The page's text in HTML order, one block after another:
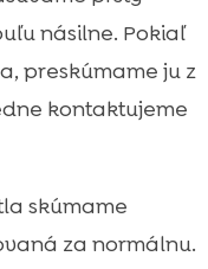
násilne. Pokiaľ
preskúmame ju z
kontaktujeme
skúmame
za normálnu.